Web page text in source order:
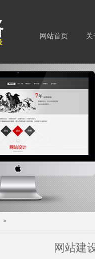
网站首页 关
>
网站建